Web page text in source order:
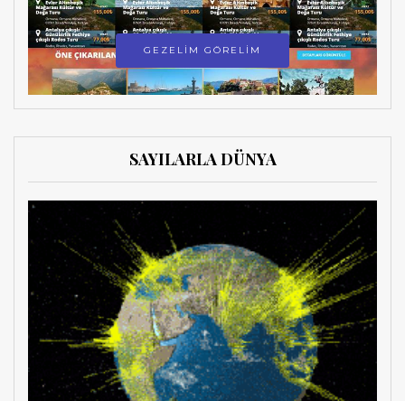
GEZELİM GÖRELİM
SAYILARLA DÜNYA